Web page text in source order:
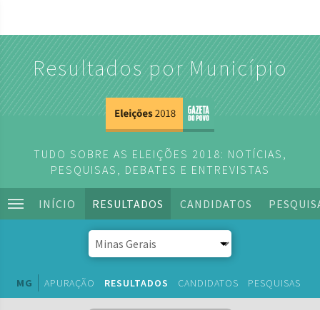
Resultados por Município
TUDO SOBRE AS ELEIÇÕES 2018: NOTÍCIAS,
PESQUISAS, DEBATES E ENTREVISTAS
INÍCIO RESULTADOS CANDIDATOS
MG APURAÇÃO RESULTADOS CANDIDATOS PESQUISAS